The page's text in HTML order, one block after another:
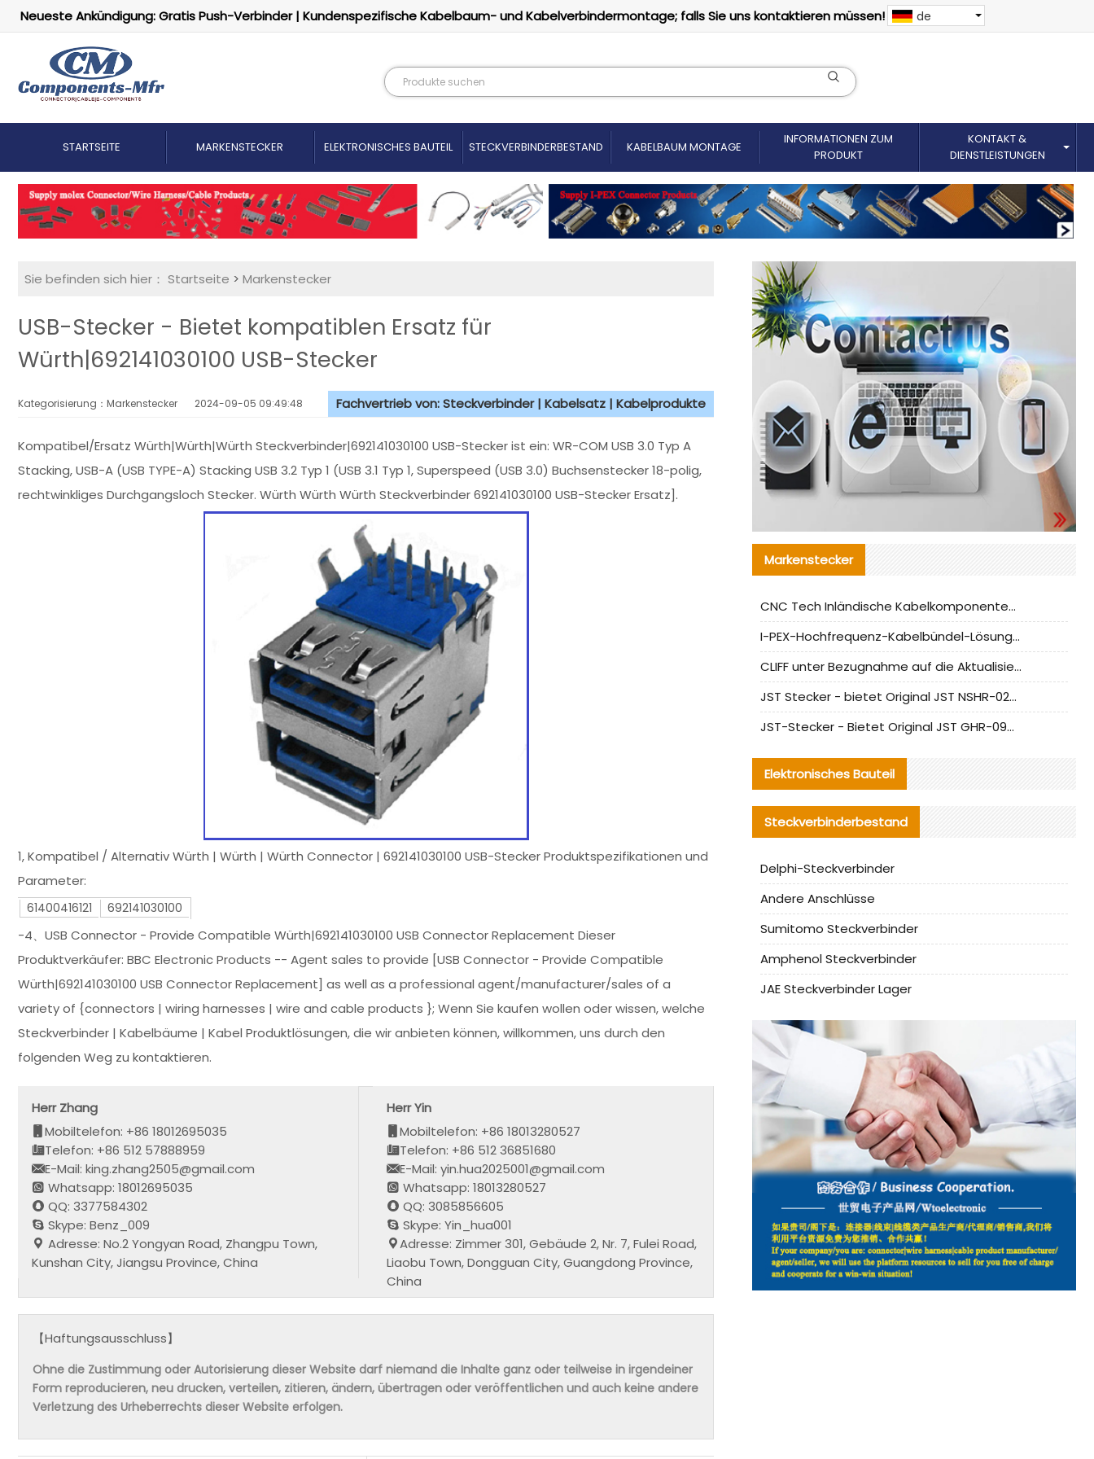
Neueste Ankündigung: Gratis Push-Verbinder | Kundenspezifische Kabelbaum- und Kabelverbindermontage; falls Sie uns kontaktieren müssen! de
STARTSEITE MARKENSTECKER ELEKTRONISCHES BAUTEIL STECKVERBINDERBESTAND KABELBAUM MONTAGE
INFORMATIONEN ZUM
PRODUKT
KONTAKT &
DIENSTLEISTUNGEN
Sie befinden sich hier： Startseite > Markenstecker
USB-Stecker - Bietet kompatiblen Ersatz für
Würth|692141030100 USB-Stecker
Kategorisierung：Markenstecker 2024-09-05 09:49:48 Fachvertrieb von: Steckverbinder | Kabelsatz | Kabelprodukte
Kompatibel/Ersatz Würth|Würth|Würth Steckverbinder|692141030100 USB-Stecker ist ein: WR-COM USB 3.0 Typ A
Stacking, USB-A (USB TYPE-A) Stacking USB 3.2 Typ 1 (USB 3.1 Typ 1, Superspeed (USB 3.0) Buchsenstecker 18-polig,
rechtwinkliges Durchgangsloch Stecker. Würth Würth Würth Steckverbinder 692141030100 USB-Stecker Ersatz].
1, Kompatibel / Alternativ Würth | Würth | Würth Connector | 692141030100 USB-Stecker Produktspezifikationen und
Parameter:
61400416121 692141030100
-4、USB Connector - Provide Compatible Würth|692141030100 USB Connector Replacement Dieser
Produktverkäufer: BBC Electronic Products -- Agent sales to provide [USB Connector - Provide Compatible
Würth|692141030100 USB Connector Replacement] as well as a professional agent/manufacturer/sales of a
variety of {connectors | wiring harnesses | wire and cable products }; Wenn Sie kaufen wollen oder wissen, welche
Steckverbinder | Kabelbäume | Kabel Produktlösungen, die wir anbieten können, willkommen, uns durch den
folgenden Weg zu kontaktieren.
Herr Zhang
Mobiltelefon: +86 18012695035
Telefon: +86 512 57888959
E-Mail: king.zhang2505@gmail.com
Whatsapp: 18012695035
QQ: 3377584302
Skype: Benz_009
Adresse: No.2 Yongyan Road, Zhangpu Town,
Kunshan City, Jiangsu Province, China
Herr Yin
Mobiltelefon: +86 18013280527
Telefon: +86 512 36851680
E-Mail: yin.hua2025001@gmail.com
Whatsapp: 18013280527
QQ: 3085856605
Skype: Yin_hua001
Adresse: Zimmer 301, Gebäude 2, Nr. 7, Fulei Road,
Liaobu Town, Dongguan City, Guangdong Province,
China
【Haftungsausschluss】
Ohne die Zustimmung oder Autorisierung dieser Website darf niemand die Inhalte ganz oder teilweise in irgendeiner
Form reproducieren, neu drucken, verteilen, zitieren, ändern, übertragen oder veröffentlichen und auch keine andere
Verletzung des Urheberrechts dieser Website erfolgen.
Markenstecker
CNC Tech Inländische Kabelkomponentenbewertung und Massenproduktionsanpassungsanleitung
I-PEX-Hochfrequenz-Kabelbündel-Lösung für die heimische Produktion analysiert
CLIFF unter Bezugnahme auf die Aktualisierung der chinesischen Stecker-Testnormen
JST Stecker - bietet Original JST NSHR-02V-S Stecker und Ersatzteile an
JST-Stecker - Bietet Original JST GHR-09V-S Stecker und Ersatzteile an
Elektronisches Bauteil
Steckverbinderbestand
Delphi-Steckverbinder
Andere Anschlüsse
Sumitomo Steckverbinder
Amphenol Steckverbinder
JAE Steckverbinder Lager